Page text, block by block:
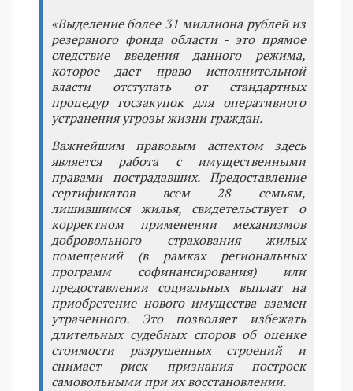
«Выделение более 31 миллиона рублей из
резервного фонда области - это прямое
следствие введения данного режима,
которое дает право исполнительной
власти отступать от стандартных
процедур госзакупок для оперативного
устранения угрозы жизни граждан.
Важнейшим правовым аспектом здесь
является работа с имущественными
правами пострадавших. Предоставление
сертификатов всем 28 семьям,
лишившимся жилья, свидетельствует о
корректном применении механизмов
добровольного страхования жилых
помещений (в рамках региональных
программ софинансирования) или
предоставлении социальных выплат на
приобретение нового имущества взамен
утраченного. Это позволяет избежать
длительных судебных споров об оценке
стоимости разрушенных строений и
снимает риск признания построек
самовольными при их восстановлении.